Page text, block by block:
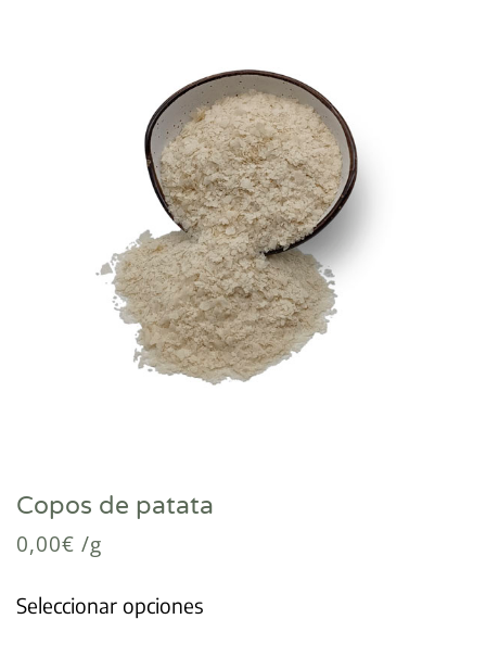
Copos de patata
0,00€ /g
Seleccionar opciones